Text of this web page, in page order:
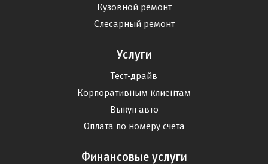
Кузовной ремонт
Слесарный ремонт
Услуги
Тест-драйв
Корпоративным клиентам
Выкуп авто
Оплата по номеру счета
Финансовые услуги